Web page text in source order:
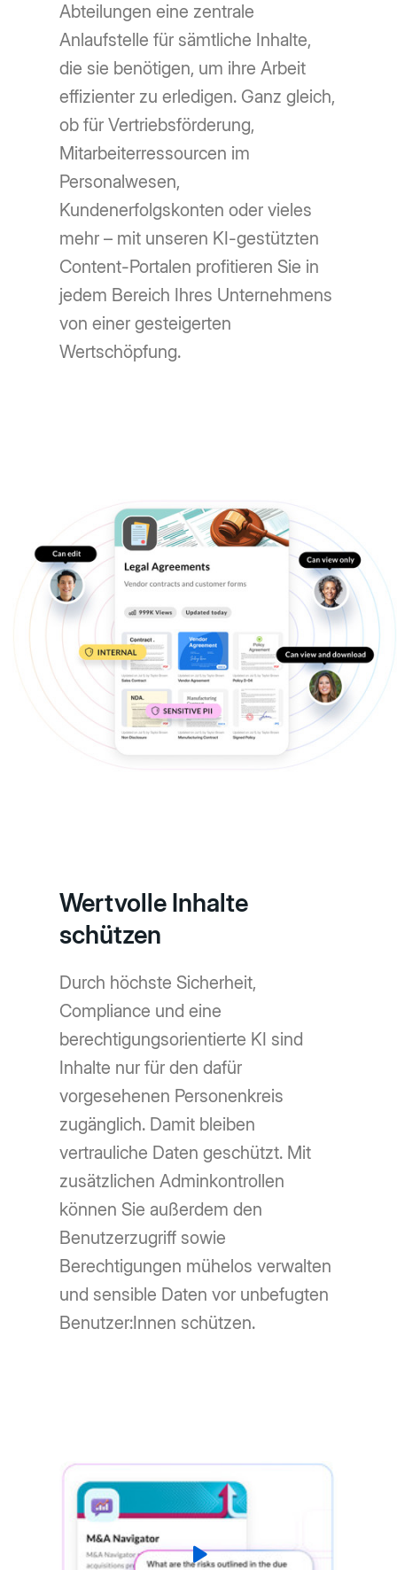
Abteilungen eine zentrale
Anlaufstelle für sämtliche Inhalte,
die sie benötigen, um ihre Arbeit
effizienter zu erledigen. Ganz gleich,
ob für Vertriebsförderung,
Mitarbeiterressourcen im
Personalwesen,
Kundenerfolgskonten oder vieles
mehr – mit unseren KI-gestützten
Content-Portalen profitieren Sie in
jedem Bereich Ihres Unternehmens
von einer gesteigerten
Wertschöpfung.
Wertvolle Inhalte
schützen
Durch höchste Sicherheit,
Compliance und eine
berechtigungsorientierte KI sind
Inhalte nur für den dafür
vorgesehenen Personenkreis
zugänglich. Damit bleiben
vertrauliche Daten geschützt. Mit
zusätzlichen Adminkontrollen
können Sie außerdem den
Benutzerzugriff sowie
Berechtigungen mühelos verwalten
und sensible Daten vor unbefugten
Benutzer:Innen schützen.